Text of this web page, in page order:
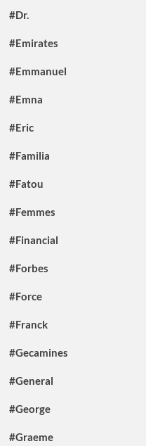
#Dr.
#Emirates
#Emmanuel
#Emna
#Eric
#Familia
#Fatou
#Femmes
#Financial
#Forbes
#Force
#Franck
#Gecamines
#General
#George
#Graeme